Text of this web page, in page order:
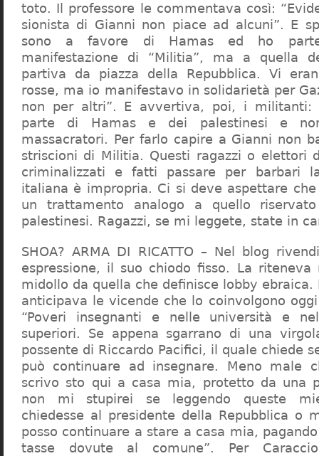
toto. Il professore le commentava così:
sionista di Gianni non piace ad alcuni”. E
sono a favore di Hamas ed ho
manifestazione di “Militia”, ma a quella
partiva da piazza della Repubblica. Vi
rosse, ma io manifestavo in solidarietà per
non per altri”. E avvertiva, poi, i militanti:
parte di Hamas e dei palestinesi e
massacratori. Per farlo capire a Gianni non
striscioni di Militia. Questi ragazzi o elettori
criminalizzati e fatti passare per barbari
italiana è impropria. Ci si deve aspettare
un trattamento analogo a quello
palestinesi. Ragazzi, se mi leggete, state in
SHOA? ARMA DI RICATTO – Nel blog
espressione, il suo chiodo fisso. La
midollo da quella che definisce lobby ebraica.
anticipava le vicende che lo coinvolgono
“Poveri insegnanti e nelle università e
superiori. Se appena sgarrano di una
possente di Riccardo Pacifici, il quale chiede
può continuare ad insegnare. Meno male
scrivo sto qui a casa mia, protetto da una
non mi stupirei se leggendo queste
chiedesse al presidente della Repubblica o
posso continuare a stare a casa mia,
tasse dovute al comune”. Per